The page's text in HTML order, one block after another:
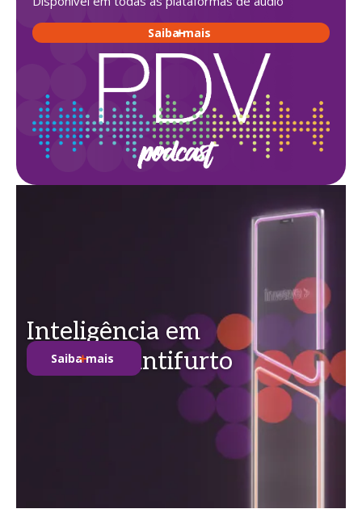
Saiba mais
Inteligência em
soluções antifurto
Saiba mais